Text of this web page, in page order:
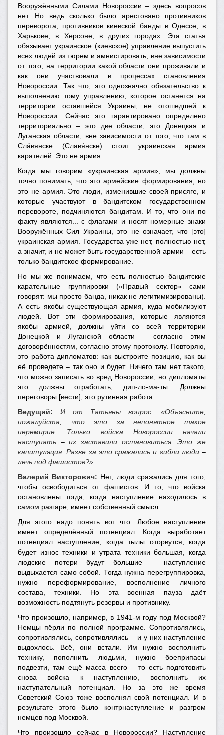
Вооружёнными Силами Новороссии – здесь вопросов
нет. Но ведь сколько было арестовано противников
переворота, противников киевской банды в Одессе, в
Харькове, в Херсоне, в других городах. Эта статья
обязывает украинское (киевское) управление выпустить
всех людей из тюрем и амнистировать, вне зависимости
от того, на территории какой области они проживали и
как они участвовали в процессах становления
Новороссии. Так что, это однозначно обязательство к
выполнению тому управлению, которое останется на
территории оставшейся Украины, не отошедшей к
Новороссии. Сейчас это гарантировано определено
территориально – это две области, это Донецкая и
Луганская области, вне зависимости от того, что там в
Слáвянске (Славя́нске) стоит украинская армия
карателей. Это не армия.
Когда мы говорим «украинская армия», мы должны
точно понимать, что это армейские формирования, но
это не армия. Это люди, изменившие своей присяге, и
которые участвуют в бандитском государственном
перевороте, подчиняются бандитам. И то, что они по
факту являются... с флагами и носят номерные знаки
Вооружённых Сил Украины, это не означает, что [это]
украинская армия. Государства уже нет, полностью нет,
а значит, и не может быть государственной армии – есть
только бандитское формирование.
Но мы же понимаем, что есть полностью бандитские
карательные группировки («Правый сектор» сами
говорят: мы просто банда, никак не легитимизированы).
А есть якобы существующая армия, куда мобилизуют
людей. Вот эти формирования, которые являются
якобы армией, должны уйти со всей территории
Донецкой и Луганской области – согласно этим
договорённостям, согласно этому протоколу. Повторяю,
это работа дипломатов: как выстроите позицию, как вы
её проведете – так оно и будет. Ничего там нет такого,
что можно записать во вред Новороссии, но дипломаты
это должны отработать, дип-ло-ма-ты. Должны
переговоры [вести], это рутинная работа.
Ведущий: И от Татьяны вопрос: «Объясните,
пожалуйста, что это за непонятное такое
перемирие. Только войска Новороссии начали
наступать –их заставили остановиться. Это же
капитуляция. Разве за это сражались и гибли люди –
лечь под фашистов?»
Валерий Викторович: Нет, люди сражались для того,
чтобы освободиться от фашистов. И то, что войска
остановлены тогда, когда наступление находилось в
самом разгаре, имеет собственный смысл.
Для этого надо понять вот что. Любое наступление
имеет определённый потенциал. Когда выработает
потенциал наступление, когда тылы оторвутся, когда
будет износ техники и утрата техники большая, когда
людские потери будут большие – наступление
выдыхается само собой. Тогда нужна перегруппировка,
нужно переформирование, восполнение личного
состава, техники. Но эта военная пауза даёт
возможность подтянуть резервы и противнику.
Что произошло, например, в 1941-м году под Москвой?
Немцы пёрли по полной программе. Сопротивлялись,
сопротивлялись, сопротивлялись – и у них наступление
выдохлось. Всё, они встали. Им нужно восполнить
технику, пополнить людьми, нужно боеприпасы
подвезти, там ещё масса всего – то есть подготовить
снова войска к наступлению, восполнить их
наступательный потенциал. Но за это же время
Советский Союз тоже восполнял свой потенциал. И в
результате этого было контрнаступление и разгром
немцев под Москвой.
Что произошло сейчас в Новороссии? Наступление